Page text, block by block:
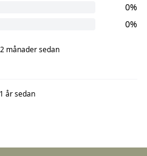
0%
0%
månader sedan
år sedan